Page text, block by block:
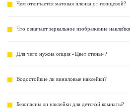
Чем отличается матовая пленка от глянцевой?
Что означает зеркальное изображение
Для чего нужна опция «Цвет стены»?
Водостойкие ли виниловые наклейки?
Безопасны ли наклейки для детской комнаты?